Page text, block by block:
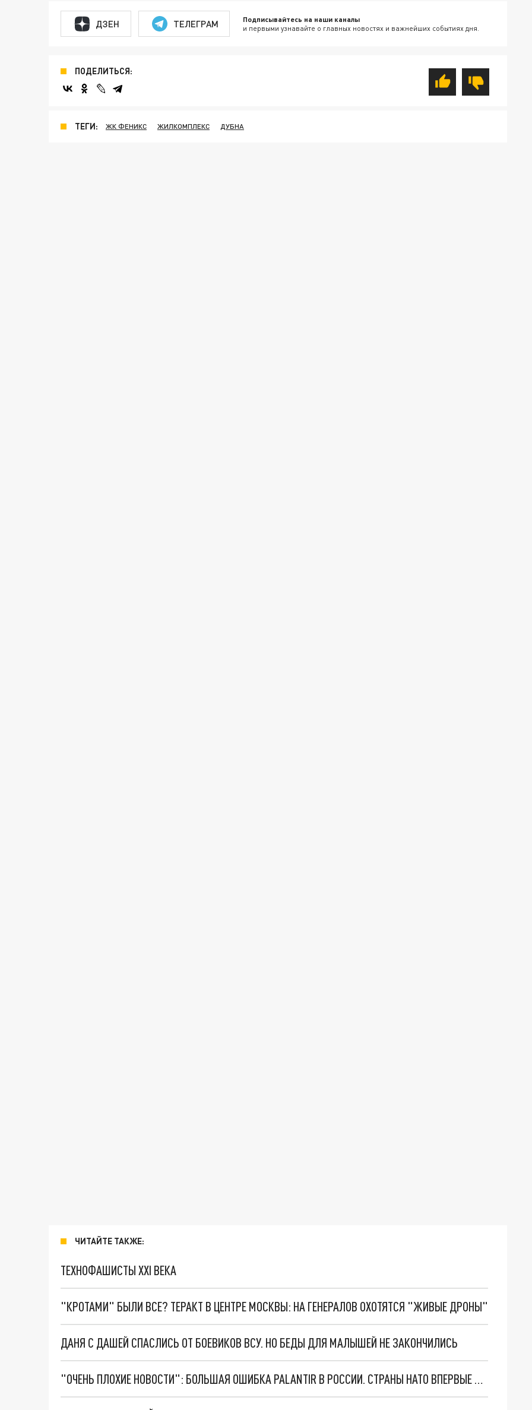
ДЗЕН ТЕЛЕГРАМ Подписывайтесь на наши каналы
и первыми узнавайте о главных новостях и важнейших событиях дня.
ПОДЕЛИТЬСЯ:
ТЕГИ: ЖК ФЕНИКС ЖИЛКОМПЛЕКС ДУБНА
ЧИТАЙТЕ ТАКЖЕ:
ТЕХНОФАШИСТЫ XXI ВЕКА
"КРОТАМИ" БЫЛИ ВСЕ? ТЕРАКТ В ЦЕНТРЕ МОСКВЫ: НА ГЕНЕРАЛОВ ОХОТЯТСЯ "ЖИВЫЕ ДРОНЫ"
ДАНЯ С ДАШЕЙ СПАСЛИСЬ ОТ БОЕВИКОВ ВСУ. НО БЕДЫ ДЛЯ МАЛЫШЕЙ НЕ ЗАКОНЧИЛИСЬ
"ОЧЕНЬ ПЛОХИЕ НОВОСТИ": БОЛЬШАЯ ОШИБКА PALANTIR В РОССИИ. СТРАНЫ НАТО ВПЕРВЫЕ ЗА СВО ОСТАНОВИЛИ ПОСТАВКИ ОРУЖИЯ. ВСУ ТЕРЯЮТ ПРИГРАНИЧЬЕ?